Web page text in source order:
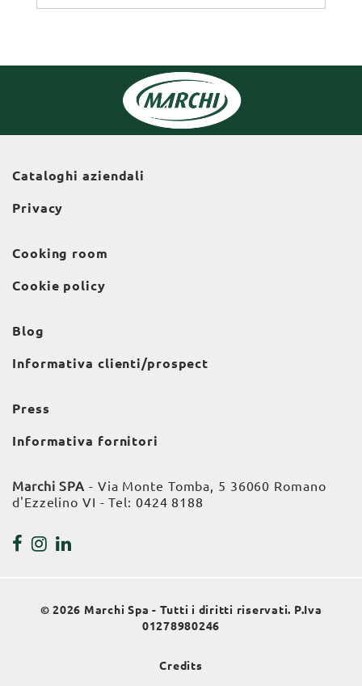
Cataloghi aziendali
Privacy
Cooking room
Cookie policy
Blog
Informativa clienti/prospect
Press
Informativa fornitori
Marchi SPA - Via Monte Tomba, 5 36060 Romano
d'Ezzelino VI - Tel: 0424 8188
© 2026 Marchi Spa - Tutti i diritti riservati. P.Iva
01278980246
Credits